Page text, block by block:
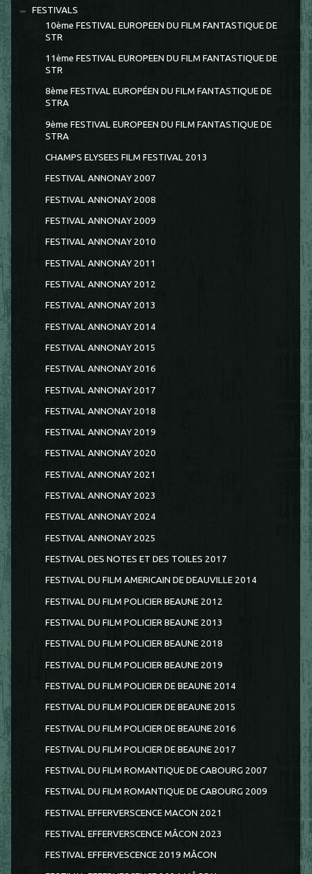
FESTIVALS
10ème FESTIVAL EUROPEEN DU FILM FANTASTIQUE DE
STR
11ème FESTIVAL EUROPEEN DU FILM FANTASTIQUE DE
STR
8ème FESTIVAL EUROPÉEN DU FILM FANTASTIQUE DE
STRA
9ème FESTIVAL EUROPEEN DU FILM FANTASTIQUE DE
STRA
CHAMPS ELYSEES FILM FESTIVAL 2013
FESTIVAL ANNONAY 2007
FESTIVAL ANNONAY 2008
FESTIVAL ANNONAY 2009
FESTIVAL ANNONAY 2010
FESTIVAL ANNONAY 2011
FESTIVAL ANNONAY 2012
FESTIVAL ANNONAY 2013
FESTIVAL ANNONAY 2014
FESTIVAL ANNONAY 2015
FESTIVAL ANNONAY 2016
FESTIVAL ANNONAY 2017
FESTIVAL ANNONAY 2018
FESTIVAL ANNONAY 2019
FESTIVAL ANNONAY 2020
FESTIVAL ANNONAY 2021
FESTIVAL ANNONAY 2023
FESTIVAL ANNONAY 2024
FESTIVAL ANNONAY 2025
FESTIVAL DES NOTES ET DES TOILES 2017
FESTIVAL DU FILM AMERICAIN DE DEAUVILLE 2014
FESTIVAL DU FILM POLICIER BEAUNE 2012
FESTIVAL DU FILM POLICIER BEAUNE 2013
FESTIVAL DU FILM POLICIER BEAUNE 2018
FESTIVAL DU FILM POLICIER BEAUNE 2019
FESTIVAL DU FILM POLICIER DE BEAUNE 2014
FESTIVAL DU FILM POLICIER DE BEAUNE 2015
FESTIVAL DU FILM POLICIER DE BEAUNE 2016
FESTIVAL DU FILM POLICIER DE BEAUNE 2017
FESTIVAL DU FILM ROMANTIQUE DE CABOURG 2007
FESTIVAL DU FILM ROMANTIQUE DE CABOURG 2009
FESTIVAL EFFERVERSCENCE MACON 2021
FESTIVAL EFFERVERSCENCE MÂCON 2023
FESTIVAL EFFERVESCENCE 2019 MÂCON